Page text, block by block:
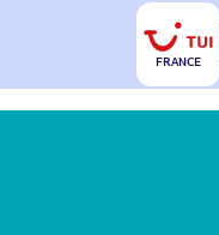
FRANCE